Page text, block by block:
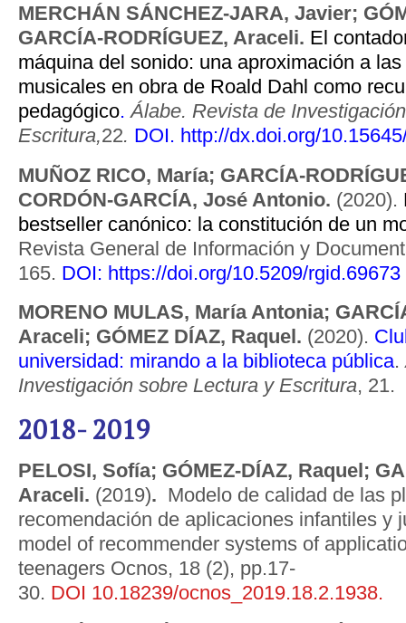
MERCHÁN SÁNCHEZ-JARA, Javier;
GARCÍA-RODRÍGUEZ, Araceli. El
máquina del sonido: una aproximación a
musicales en obra de Roald Dahl como
pedagógico. Álabe. Revista de
Escritura,22. DOI. http://dx.doi.org/
MUÑOZ RICO, María; GARCÍA-
CORDÓN-GARCÍA, José Antonio. (2020).
bestseller canónico: la constitución de un
Revista General de Información y
165. DOI: https://doi.org/10.5209/rgid.69673
MORENO MULAS, María Antonia;
Araceli; GÓMEZ DÍAZ, Raquel. (2020).
universidad: mirando a la biblioteca pública.
Investigación sobre Lectura y Escritura, 21.
2018- 2019
PELOSI, Sofía; GÓMEZ-DÍAZ, Raquel;
Araceli. (2019). Modelo de calidad de las
recomendación de aplicaciones infantiles y
model of recommender systems of
teenagers Ocnos, 18 (2), pp.17-
30. DOI 10.18239/ocnos_2019.18.2.1938.